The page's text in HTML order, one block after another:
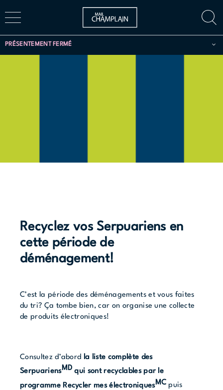
PRÉSENTEMENT FERMÉ
Recyclez vos Serpuariens en
cette période de
déménagement!
C’est la période des déménagements et vous faites
du tri? Ça tombe bien, car on organise une collecte
de produits électroniques!
Consultez d’abord la liste complète des
SerpuariensMD qui sont recyclables par le
programme Recycler mes électroniquesMC puis